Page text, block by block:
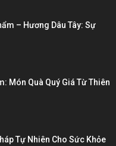
– Hương Dâu Tây: Sự
Món Quà Quý Giá Từ Thiên
Tự Nhiên Cho Sức Khỏe